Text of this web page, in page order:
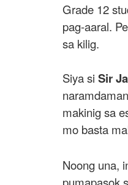
Grade 12
pag-aaral.
sa kilig.
Siya si Sir
makinig sa
mo basta
Noong una,
pumapasok